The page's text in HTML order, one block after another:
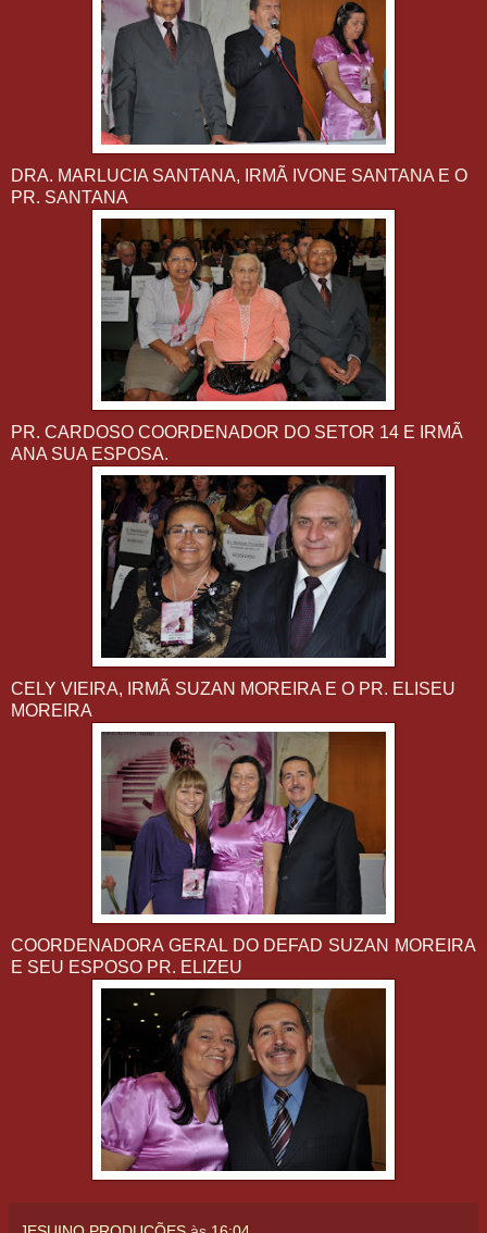
DRA. MARLUCIA SANTANA, IRMÃ IVONE SANTANA E O
PR. SANTANA
PR. CARDOSO COORDENADOR DO SETOR 14 E IRMÃ
ANA SUA ESPOSA.
CELY VIEIRA, IRMÃ SUZAN MOREIRA E O PR. ELISEU
MOREIRA
COORDENADORA GERAL DO DEFAD SUZAN MOREIRA
E SEU ESPOSO PR. ELIZEU